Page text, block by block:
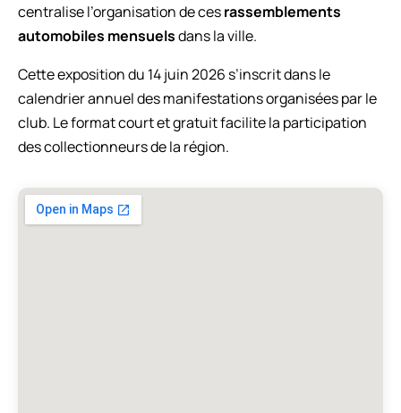
centralise l’organisation de cesrassemblements
automobiles mensuelsdans la ville.
Cette exposition du 14 juin 2026 s’inscrit dans le
calendrier annuel des manifestations organisées par le
club. Le format court et gratuit facilite la participation
des collectionneurs de la région.